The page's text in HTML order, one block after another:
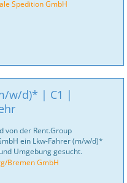
Spedition GmbH
w/d)* | C1 |
von der Rent.Group
ein Lkw-Fahrer (m/w/d)*
Umgebung gesucht.
Bremen GmbH